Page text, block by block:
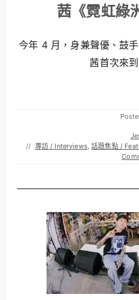
茜《霓虹綠
今年 4 月，身兼聲優、鼓
茜首次來
// 專訪 / Interviews,話題焦點 /